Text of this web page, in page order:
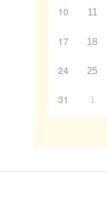
10 11
17 18
24 25
31 1